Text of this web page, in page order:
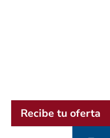
Recibe tu oferta